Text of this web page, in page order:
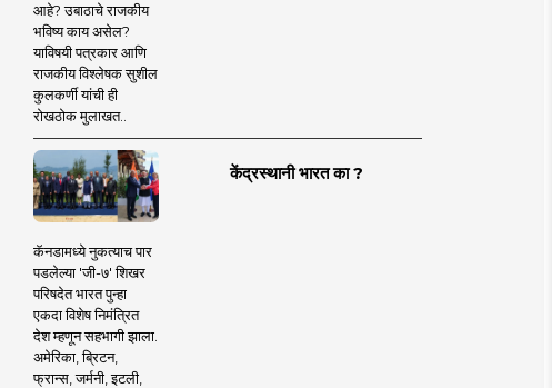
आहे? उबाठाचे राजकीय
भविष्य काय असेल?
याविषयी पत्रकार आणि
राजकीय विश्लेषक सुशील
कुलकर्णी यांची ही
रोखठोक मुलाखत..
केंद्रस्थानी भारत का ?
कॅनडामध्ये नुकत्याच पार
पडलेल्या 'जी-७' शिखर
परिषदेत भारत पुन्हा
एकदा विशेष निमंत्रित
देश म्हणून सहभागी झाला.
अमेरिका, ब्रिटन,
फ्रान्स, जर्मनी, इटली,